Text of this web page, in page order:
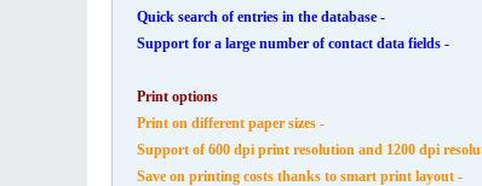
- Quick search of entries in the database
- Support for a large number of contact data fields
Print options
- Print on different paper sizes
- Save on printing costs thanks to smart print layout